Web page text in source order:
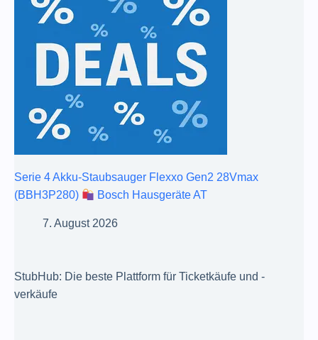
Serie 4 Akku-Staubsauger Flexxo Gen2 28Vmax
(BBH3P280)
Bosch Hausgeräte AT
7. August 2026
StubHub: Die beste Plattform für Ticketkäufe und -
verkäufe